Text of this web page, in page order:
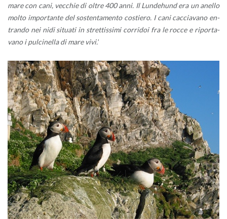
mare con cani, vec­chie di oltre 400 anni. Il Lun­de­hund era un anel­lo
molto im­por­tan­te del so­sten­ta­men­to co­stie­ro. I cani cac­cia­va­no en­
tran­do nei nidi si­tua­ti in stret­tis­si­mi cor­ri­doi fra le rocce e ri­por­ta­
va­no i pul­ci­nel­la di mare vivi.’